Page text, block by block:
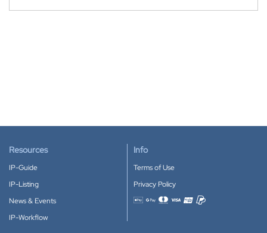
Resources
IP-Guide
IP-Listing
News & Events
IP-Workflow
Info
Terms of Use
Privacy Policy
Accepted payment methods